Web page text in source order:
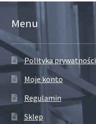
Menu
Polityka prywatności
Moje konto
Regulamin
Sklep